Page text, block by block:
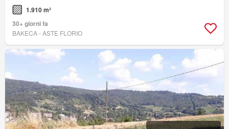
1.910 m²
30+ giorni fa
BAKECA - ASTE FLORIO